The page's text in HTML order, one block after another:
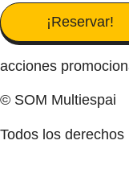
¡Reservar!
acciones
© SOM Multiespai
Todos los